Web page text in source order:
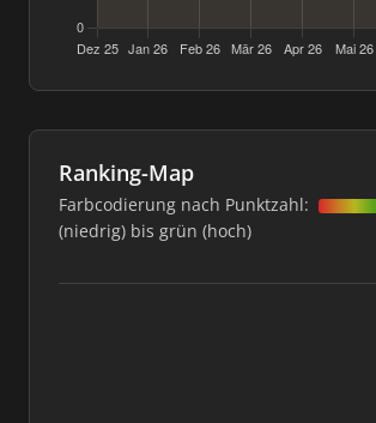
Ranking-Map
Farbcodierung nach Punktzahl:
(niedrig) bis grün (hoch)